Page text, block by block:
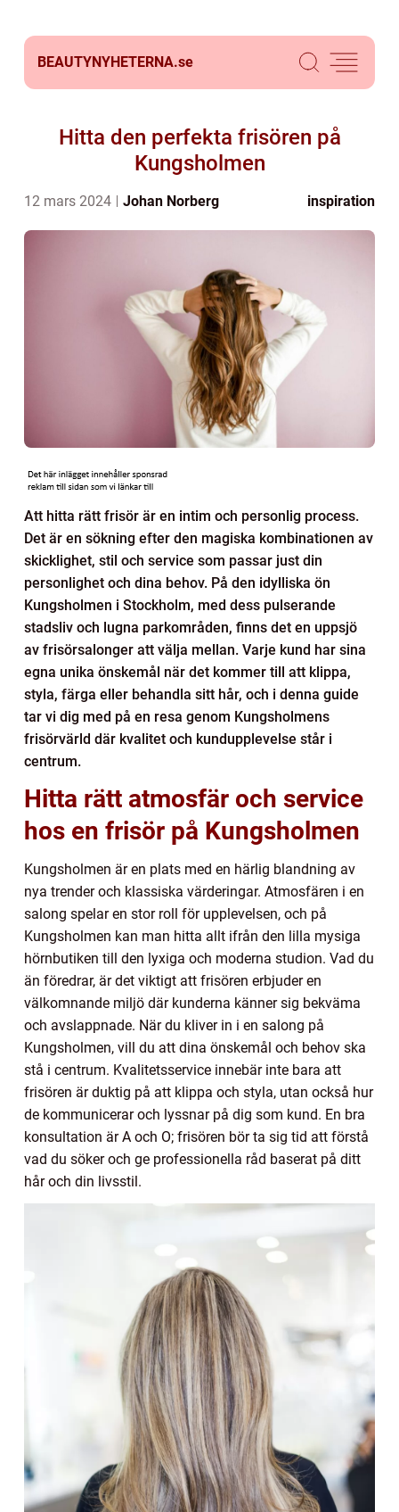
BEAUTYNYHETERNA.se
Hitta den perfekta frisören på
Kungsholmen
12 mars 2024 Johan Norberg inspiration
Att hitta rätt frisör är en intim och personlig process.
Det är en sökning efter den magiska kombinationen av
skicklighet, stil och service som passar just din
personlighet och dina behov. På den idylliska ön
Kungsholmen i Stockholm, med dess pulserande
stadsliv och lugna parkområden, finns det en uppsjö
av frisörsalonger att välja mellan. Varje kund har sina
egna unika önskemål när det kommer till att klippa,
styla, färga eller behandla sitt hår, och i denna guide
tar vi dig med på en resa genom Kungsholmens
frisörvärld där kvalitet och kundupplevelse står i
centrum.
Hitta rätt atmosfär och service
hos en frisör på Kungsholmen
Kungsholmen är en plats med en härlig blandning av
nya trender och klassiska värderingar. Atmosfären i en
salong spelar en stor roll för upplevelsen, och på
Kungsholmen kan man hitta allt ifrån den lilla mysiga
hörnbutiken till den lyxiga och moderna studion. Vad du
än föredrar, är det viktigt att frisören erbjuder en
välkomnande miljö där kunderna känner sig bekväma
och avslappnade. När du kliver in i en salong på
Kungsholmen, vill du att dina önskemål och behov ska
stå i centrum. Kvalitetsservice innebär inte bara att
frisören är duktig på att klippa och styla, utan också hur
de kommunicerar och lyssnar på dig som kund. En bra
konsultation är A och O; frisören bör ta sig tid att förstå
vad du söker och ge professionella råd baserat på ditt
hår och din livsstil.